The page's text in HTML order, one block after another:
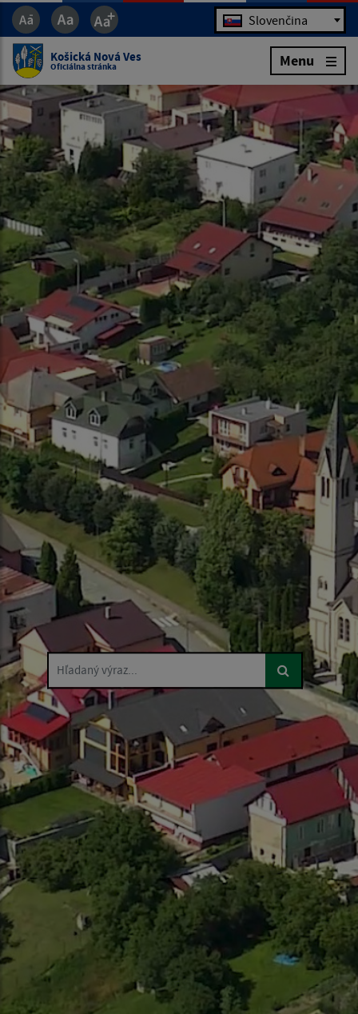
Jazyk Slovenčina
Košická Nová Ves
Oficiálna stránka Menu
Hľadaný výraz...